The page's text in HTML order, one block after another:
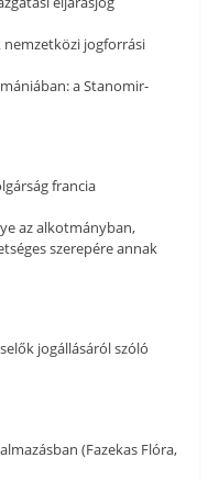
nemzetközi jogforrási
a Stanomir-
francia
az alkotmányban,
szerepére annak
jogállásáról szóló
(Fazekas Flóra,